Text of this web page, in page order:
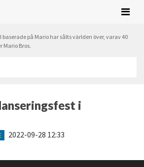
baserade på Mario har sålts världen över, varav 40
Mario Bros.
i
2022-09-28 12:33